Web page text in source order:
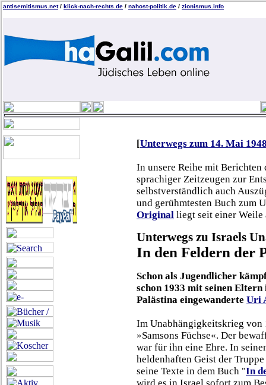
antisemitismus.net/ klick-nach-rechts.de / nahost-politik.de / zionismus.info
[Unterwegs zum 14. Mai
In unsere Reihe mit Berichten
sprachiger Zeitzeugen zur
selbstverständlich auch
und gerühmtesten Buch zum
Original liegt seit einer
Unterwegs zu Israels
In den Feldern der
Schon als Jugendlicher
schon 1933 mit seinen
Palästina eingewanderte Uri
Im Unabhängigkeitskrieg
»Samsons Füchse«. Der
war für ihn eine Ehre. In
heldenhaften Geist der
seine Texte in dem Buch "In